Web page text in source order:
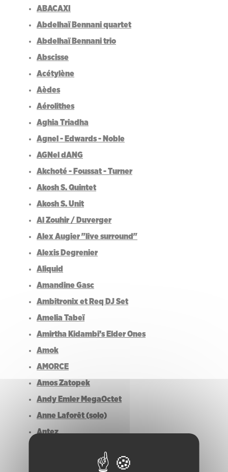
ABACAXI
Abdelhaï Bennani quartet
Abdelhaï Bennani trio
Abscisse
Acétylène
Aèdes
Aérolithes
Aghia Triadha
Agnel - Edwards - Noble
AGNel dANG
Akchoté - Foussat - Turner
Akosh S. Quintet
Akosh S. Unit
Al Zouhir / Duverger
Alex Augier "live surround"
Alexis Degrenier
Aliquid
Amandine Gasc
Ambitronix et Req DJ Set
Amelia Tabeï
Amirtha Kidambi’s Elder Ones
Amok
AMORCE
Amos Zatopek
Andy Emler MegaOctet
Anne Laforêt (solo)
Antez
Anthony Laguerre et les Percussions de